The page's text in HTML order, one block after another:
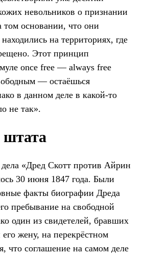
невольников о признании
основании, что они
на территориях, где
Этот принцип
once free — always free
— остаёшься
в данном деле в какой-то
не так».
штата
«Дред Скотт против Айрин
30 июня 1847 года. Были
факты биографии Дреда
пребывание на свободной
один из свидетелей, бравших
жену, на перекрёстном
что соглашение на самом деле